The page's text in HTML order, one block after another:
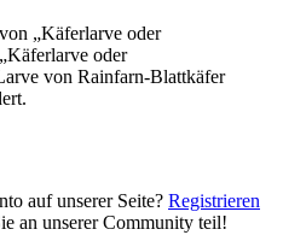
„Käferlarve oder
oder
von Rainfarn-Blattkäfer
auf unserer Seite? Registrieren
an unserer Community teil!